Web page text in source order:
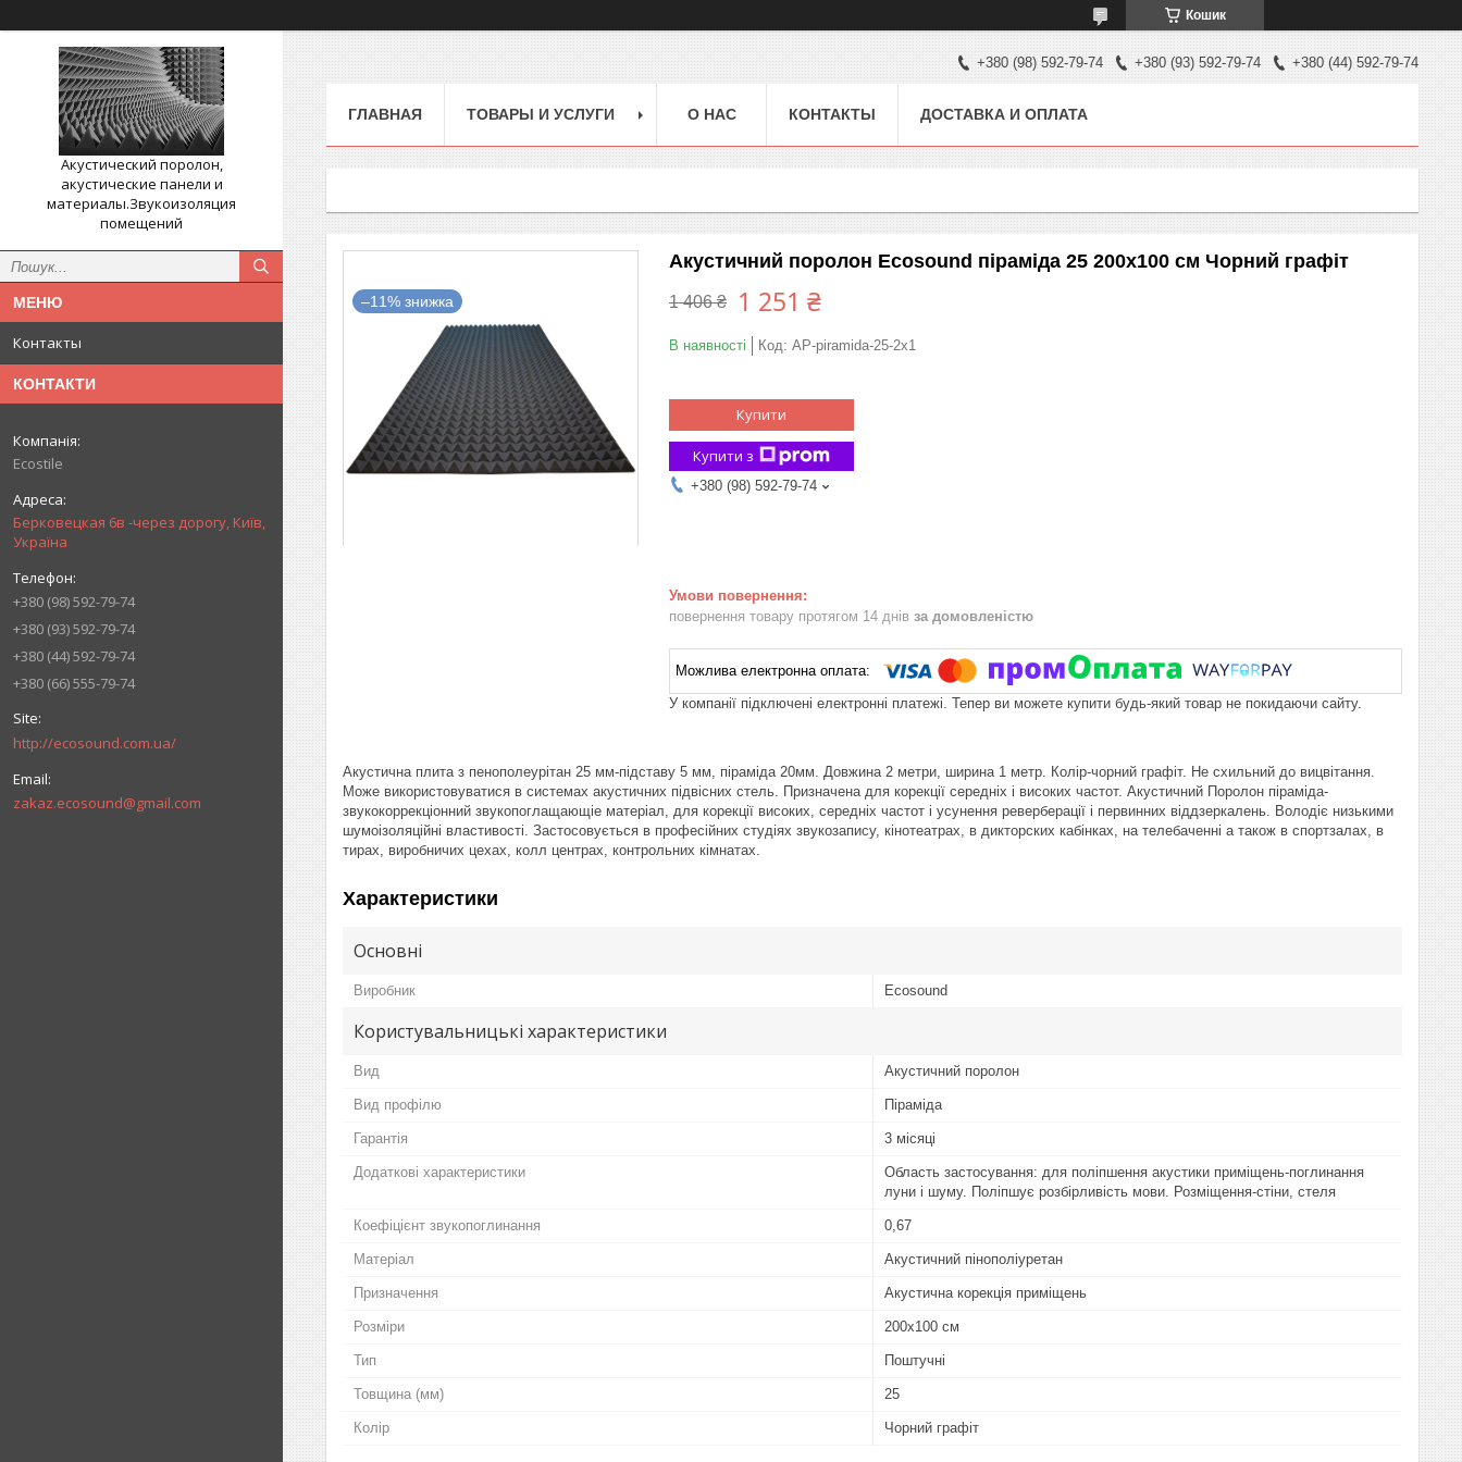
Кошик
Акустический поролон,
акустические панели и
материалы.Звукоизоляция
помещений
Контакты
КОНТАКТИ
Ecostile
Берковецкая 6в -через дорогу, Київ,
Україна
+380 (98) 592-79-74
+380 (93) 592-79-74
+380 (44) 592-79-74
+380 (66) 555-79-74
http://ecosound.com.ua/
zakaz.ecosound@gmail.com
+380 (98) 592-79-74 +380 (93) 592-79-74 +380 (44) 592-79-74
ГЛАВНАЯ ТОВАРЫ И УСЛУГИ О НАС КОНТАКТЫ ДОСТАВКА И ОПЛАТА
–11%
Акустичний поролон Ecosound піраміда 25 200х100 см Чорний графіт
1 406 ₴ 1 251 ₴
В наявності Код: AP-piramida-25-2x1
Купити
Купити з
+380 (98) 592-79-74
повернення товару протягом 14 днів за домовленістю
У компанії підключені електронні платежі. Тепер ви можете купити будь-який товар не покидаючи сайту.
Акустична плита з пенополеурітан 25 мм-підставу 5 мм, піраміда 20мм. Довжина 2 метри, ширина 1 метр. Колір-чорний графіт. Не схильний до вицвітання.
Може використовуватися в системах акустичних підвісних стель. Призначена для корекції середніх і високих частот. Акустичний Поролон піраміда-
звукокоррекціонний звукопоглащающіе матеріал, для корекції високих, середніх частот і усунення реверберації і первинних віддзеркалень. Володіє низькими
шумоізоляційні властивості. Застосовується в професійних студіях звукозапису, кінотеатрах, в дикторских кабінках, на телебаченні а також в спортзалах, в
тирах, виробничих цехах, колл центрах, контрольних кімнатах.
Характеристики
Основні
Виробник Ecosound
Користувальницькі характеристики
Вид Акустичний поролон
Вид профілю Піраміда
Гарантія 3 місяці
Додаткові характеристики
Область застосування: для поліпшення акустики приміщень-поглинання
луни і шуму. Поліпшує розбірливість мови. Розміщення-стіни, стеля
Коефіцієнт звукопоглинання 0,67
Матеріал Акустичний пінополіуретан
Призначення Акустична корекція приміщень
Розміри 200х100 см
Тип Поштучні
Товщина (мм) 25
Колір Чорний графіт